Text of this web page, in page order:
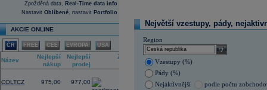
Zpožděná data, Real-Time data info
Nastavit Oblíbené, nastavit Portfolio
AKCIE ONLINE
ČR FREE CEE EVROPA USA
Název
Nejlepší
nákup
Nejlepší
prodej
Změna
COLTCZ 975,00 977,00
8:43 Porsche reportovalo za první
zisku 338 mil.EUR(Bloomberg)
8:37 Akcie Fujifilm klesají o více než 18
listing této části(Bloomberg)
Největší vzestupy, pády,
Region
select
Vzestupy (%)
Pády (%)
Nejaktivnější
podle počtu